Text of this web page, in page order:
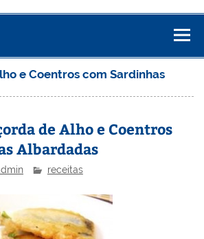
e Coentros com Sardinhas
de Alho e Coentros
Albardadas
receitas